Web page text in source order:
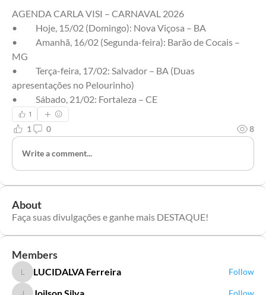
AGENDA CARLA VISI – CARNAVAL 2026
•	Hoje, 15/02 (Domingo): Nova Viçosa – BA
•	Amanhã, 16/02 (Segunda-feira): Barão de Cocais –
MG
•	Terça-feira, 17/02: Salvador – BA (Duas
apresentações no Pelourinho)
•	Sábado, 21/02: Fortaleza – CE
1
1 0 8
Write a comment...
About
Faça suas divulgações e ganhe mais DESTAQUE!
Members
LUCIDALVA Ferreira
LUCIDALVA Ferreira Follow
Joilson Silva Follow